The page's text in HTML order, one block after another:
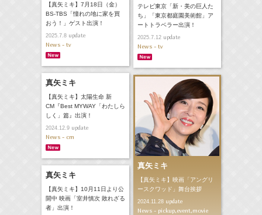
テレビ東京「新・美の巨人た
ち」「東京都庭園美術館」ア
ートトラベラー出演！
2025.7.12update
News - tv
【真矢ミキ】7月18日（金）
BS-TBS「憧れの地に家を買
おう！」ゲスト出演！
2025.7.8update
News - tv
真矢ミキ
【真矢ミキ】太陽生命 新
CM『Best MYWAY「わたしら
しく」篇』出演！
2024.12.9update
News - cm
真矢ミキ
【真矢ミキ】映画「アングリ
ースクワッド」舞台挨拶
2024.11.28update
News - pickup,event,movie
真矢ミキ
【真矢ミキ】10月11日より公
開中 映画「室井慎次 敗れざる
者」出演！